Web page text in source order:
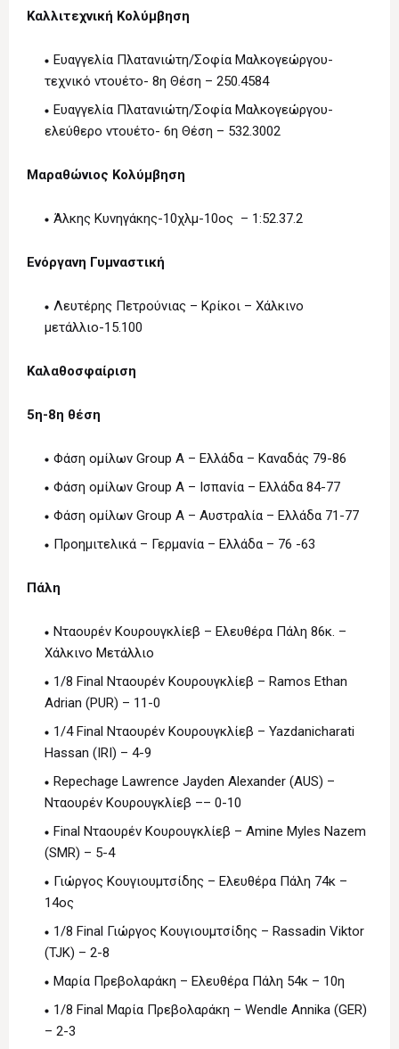
Καλλιτεχνική Κολύμβηση
Ευαγγελία Πλατανιώτη/Σοφία Μαλκογεώργου-
τεχνικό ντουέτο- 8η Θέση – 250.4584
Ευαγγελία Πλατανιώτη/Σοφία Μαλκογεώργου-
ελεύθερο ντουέτο- 6η Θέση – 532.3002
Μαραθώνιος Κολύμβηση
Άλκης Κυνηγάκης-10χλμ-10ος – 1:52.37.2
Ενόργανη Γυμναστική
Λευτέρης Πετρούνιας – Κρίκοι – Χάλκινο
μετάλλιο-15.100
Καλαθοσφαίριση
5η-8η θέση
Φάση ομίλων Group A – Ελλάδα – Καναδάς 79-86
Φάση ομίλων Group A – Ισπανία – Ελλάδα 84-77
Φάση ομίλων Group A – Αυστραλία – Ελλάδα 71-77
Προημιτελικά – Γερμανία – Ελλάδα – 76 -63
Πάλη
Νταουρέν Κουρουγκλίεβ – Ελευθέρα Πάλη 86κ. –
Χάλκινο Μετάλλιο
1/8 Final Νταουρέν Κουρουγκλίεβ – Ramos Ethan
Adrian (PUR) – 11-0
1/4 Final Νταουρέν Κουρουγκλίεβ – Yazdanicharati
Hassan (IRI) – 4-9
Repechage Lawrence Jayden Alexander (AUS) –
Νταουρέν Κουρουγκλίεβ –– 0-10
Final Νταουρέν Κουρουγκλίεβ – Amine Myles Nazem
(SMR) – 5-4
Γιώργος Κουγιουμτσίδης – Ελευθέρα Πάλη 74κ –
14ος
1/8 Final Γιώργος Κουγιουμτσίδης – Rassadin Viktor
(TJK) – 2-8
Μαρία Πρεβολαράκη – Ελευθέρα Πάλη 54κ – 10η
1/8 Final Μαρία Πρεβολαράκη – Wendle Annika (GER)
– 2-3